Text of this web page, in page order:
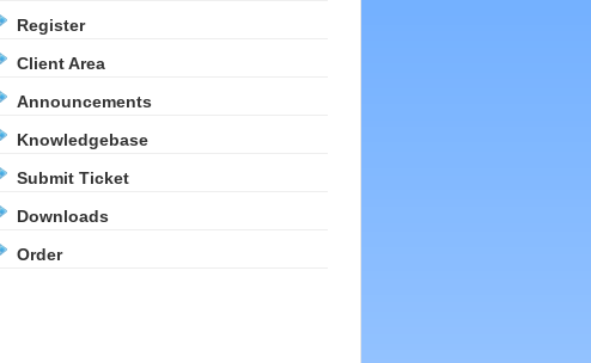
Register
Client Area
Announcements
Knowledgebase
Submit Ticket
Downloads
Order